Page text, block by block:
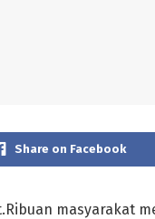
Share on Facebook
masyarakat